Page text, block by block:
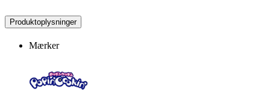
Produktoplysninger
Mærker